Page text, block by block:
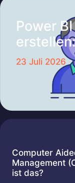
Power
23 Juli 2026
Computer
Management
ist das?